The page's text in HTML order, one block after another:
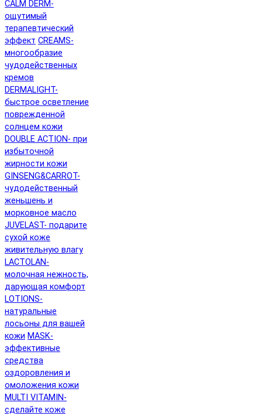
CALM DERM-
ощутимый
терапевтический
эффект CREAMS-
многообразие
чудодейственных
кремов
DERMALIGHT-
быстрое осветление
поврежденной
солнцем кожи
DOUBLE ACTION- при
избыточной
жирности кожи
GINSENG&CARROT-
чудодейственный
женьшень и
морковное масло
JUVELAST- подарите
сухой коже
живительную влагу
LACTOLAN-
молочная нежность,
дарующая комфорт
LOTIONS-
натуральные
лосьоны для вашей
кожи MASK-
эффективные
средства
оздоровления и
омоложения кожи
MULTI VITAMIN-
сделайте коже